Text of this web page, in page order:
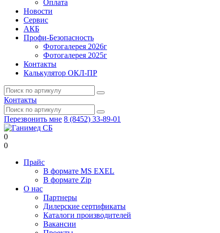
Оплата
Новости
Сервис
АКБ
Профи-Безопасность
Фотогалерея 2026г
Фотогалерея 2025г
Контакты
Калькулятор ОКЛ-ПР
Контакты
Перезвонить мне 8 (8452) 33-89-01
0
0
Прайс
В формате MS EXEL
В формате Zip
О нас
Партнеры
Дилерские сертификаты
Каталоги производителей
Вакансии